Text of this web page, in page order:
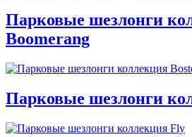
Парковые шезлонги
Boomerang
Парковые шезлонги